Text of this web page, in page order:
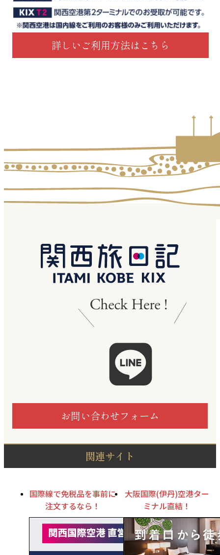
詳しいご利用方法はこちら
お問い合わせフォーム
関連サイト
国際線で免税品を事前に
注文するなら！
大阪国際(伊丹)空港ター
ミナル直結！